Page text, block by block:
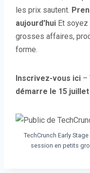
les prix sautent.
aujourd'hui Et
grosses affaires,
forme.
Inscrivez-vous ici –
démarre le 15 juillet
TechCrunch Early
session en petits